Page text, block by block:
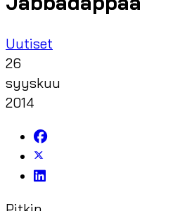
Uutiset
26
syyskuu
2014